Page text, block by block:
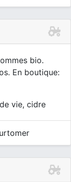
bio.
En boutique:
vie, cidre